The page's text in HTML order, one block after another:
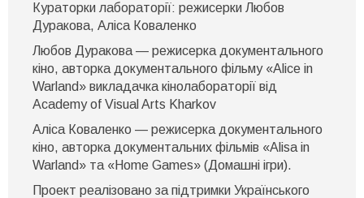
Кураторки лабораторії: режисерки Любов
Дуракова, Аліса Коваленко
Любов Дуракова — режисерка документального
кіно, авторка документального фільму «Alice in
Warland» викладачка кінолабораторії від
Academy of Visual Arts Kharkov
Аліса Коваленко — режисерка документального
кіно, авторка документальних фільмів «Alisa in
Warland» та «Home Games» (Домашні ігри).
Проект реалізовано за підтримки Українського